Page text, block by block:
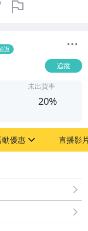
證
追蹤
未出貨率
20%
動優惠 直播影